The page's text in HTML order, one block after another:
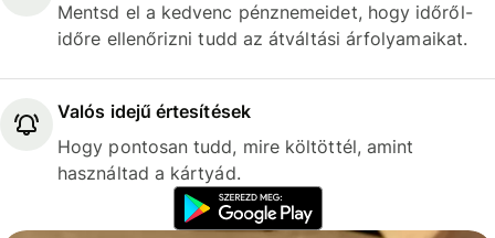
Mentsd el a kedvenc pénznemeidet, hogy időről-
időre ellenőrizni tudd az átváltási árfolyamaikat.
Valós idejű értesítések
Hogy pontosan tudd, mire költöttél, amint
használtad a kártyád.